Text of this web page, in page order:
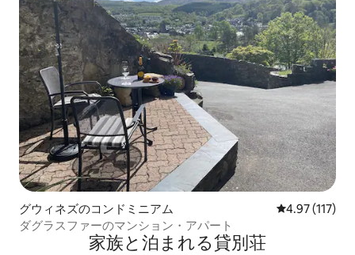
グウィネズのコンドミニアム レビュー117
4.97 (117)
ダグラスファーのマンション・アパート
家族と泊まれる貸別荘